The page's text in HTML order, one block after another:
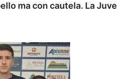
ma con cautela. La Juve